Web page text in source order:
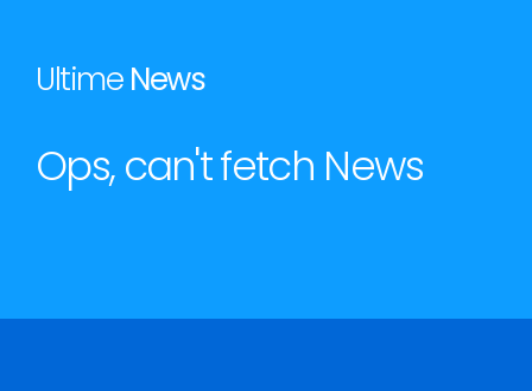
Ultime News
Ops, can't fetch News